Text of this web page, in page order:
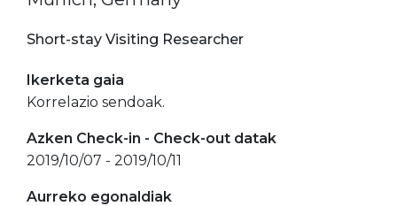
Short-stay Visiting Researcher
Ikerketa gaia
Korrelazio sendoak.
Azken Check-in - Check-out datak
2019/10/07 - 2019/10/11
Aurreko egonaldiak